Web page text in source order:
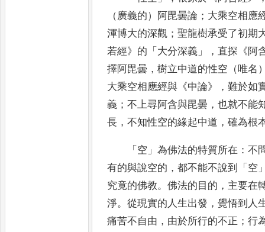
（廣義的）阿毘曇論 ； 大乘空相應
渾博大的深觀 ；聖龍樹承受了初期
若經》 的 「 大分深義 」， 直探 《阿
擇阿毘曇 ，樹立中道的性空（唯名
大乘空相應經與 《中論》 ，難於如
義 ；不上尋阿含與毘曇 ，也就不能
長 ，不知性空的緣起中道 ，確為根
「 空 」為佛法的特質所在 ：不
有的與說空的 ，都不能不說到 「 空
究竟的佛教。佛法的目的 ， 主要在
淨。從現實的人生出發 ，覺悟到人
痛苦不自由 ， 由於所行的不正 ；行